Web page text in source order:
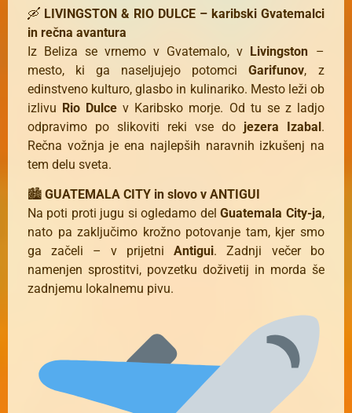
🛶 LIVINGSTON & RIO DULCE – karibski Gvatemalci
in rečna avantura
Iz Beliza se vrnemo v Gvatemalo, v Livingston –
mesto, ki ga naseljujejo potomci Garifunov, z
edinstveno kulturo, glasbo in kulinariko. Mesto leži ob
izlivu Rio Dulce v Karibsko morje. Od tu se z ladjo
odpravimo po slikoviti reki vse do jezera Izabal.
Rečna vožnja je ena najlepših naravnih izkušenj na
tem delu sveta.
🏙 GUATEMALA CITY in slovo v ANTIGUI
Na poti proti jugu si ogledamo del Guatemala City-ja,
nato pa zaključimo krožno potovanje tam, kjer smo
ga začeli – v prijetni Antigui. Zadnji večer bo
namenjen sprostitvi, povzetku doživetij in morda še
zadnjemu lokalnemu pivu.